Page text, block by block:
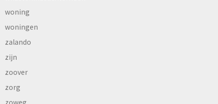
woning
woningen
zalando
zijn
zoover
zorg